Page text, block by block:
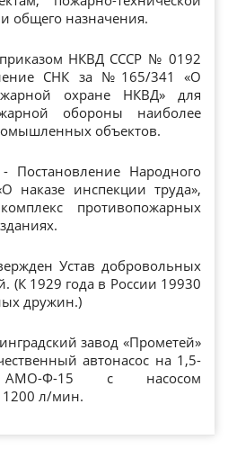
общего назначения.
НКВД СССР № 0192
СНК за №165/341 «О
охране НКВД» для
обороны наиболее
объектов.
- Постановление Народного
наказе инспекции труда»,
противопожарных
Устав добровольных
(К 1929 года в России 19930
дружин.)
завод «Прометей»
автонасос на 1,5-
Ф-15 с насосом
1200 л/мин.